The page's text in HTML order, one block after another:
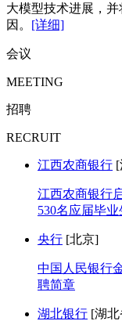
大模型技术进展，
因。 [详细]
会议
MEETING
招聘
RECRUIT
江西农商银行 [
江西农商银行
530名应届毕业
央行 [北京]
中国人民银行
聘简章
湖北银行 [湖